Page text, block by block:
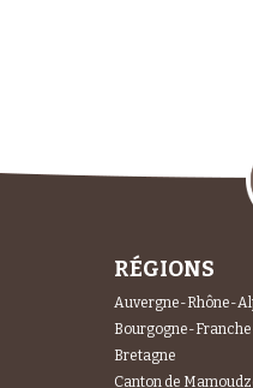
RÉGIONS
Auvergne-Rhône-
Bourgogne-
Bretagne
Canton de